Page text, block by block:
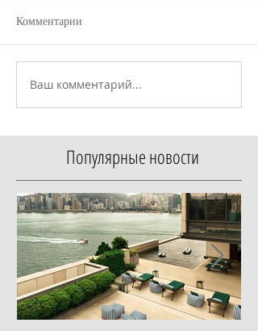
Комментарии
Ваш комментарий...
Популярные новости